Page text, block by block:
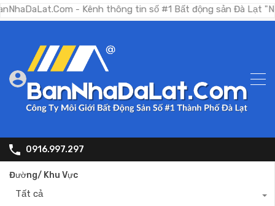
- Kênh thông tin số #1 Bất động sản Đà Lạt "Nơi
0916.997.297
Đường/ Khu Vực
Tất cả